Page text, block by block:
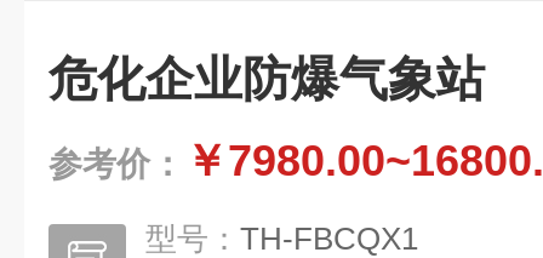
危化企业防爆气象站
参考价： ￥
型号： TH-FBCQX1